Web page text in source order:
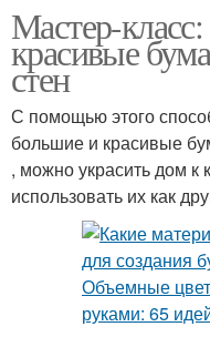
Мастер-класс:
красивые
стен
С помощью этого
большие и красивые
, можно украсить дом к
использовать их как